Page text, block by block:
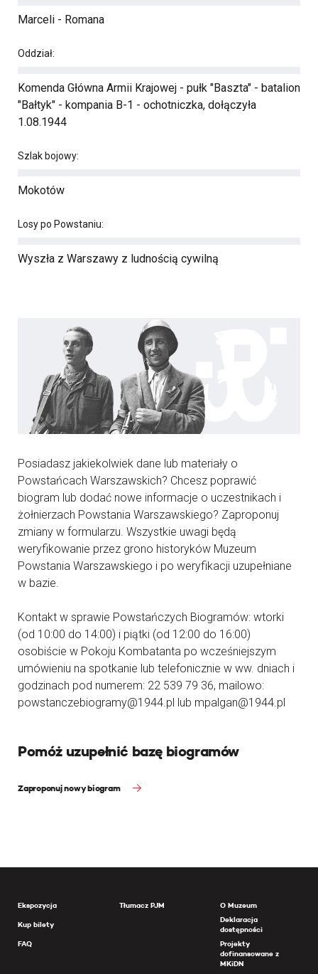
Marceli - Romana
Oddział:
Komenda Główna Armii Krajowej - pułk "Baszta" - batalion
"Bałtyk" - kompania B-1 - ochotniczka, dołączyła
1.08.1944
Szlak bojowy:
Mokotów
Losy po Powstaniu:
Wyszła z Warszawy z ludnością cywilną
Posiadasz jakiekolwiek dane lub materiały o
Powstańcach Warszawskich? Chcesz poprawić
biogram lub dodać nowe informacje o uczestnikach i
żołnierzach Powstania Warszawskiego? Zaproponuj
zmiany w formularzu. Wszystkie uwagi będą
weryfikowanie przez grono historyków Muzeum
Powstania Warszawskiego i po weryfikacji uzupełniane
w bazie.
Kontakt w sprawie Powstańczych Biogramów: wtorki
(od 10:00 do 14:00) i piątki (od 12:00 do 16:00)
osobiście w Pokoju Kombatanta po wcześniejszym
umówieniu na spotkanie lub telefonicznie w ww. dniach i
godzinach pod numerem: 22 539 79 36, mailowo:
powstanczebiogramy@1944.pl lub mpalgan@1944.pl
Pomóż uzupełnić bazę biogramów
Zaproponuj nowy biogram
Ekspozycja
Kup bilety
FAQ
Tłumacz PJM
O Muzeum
Deklaracja
dostępności
Projekty
dofinansowane z
MKiDN